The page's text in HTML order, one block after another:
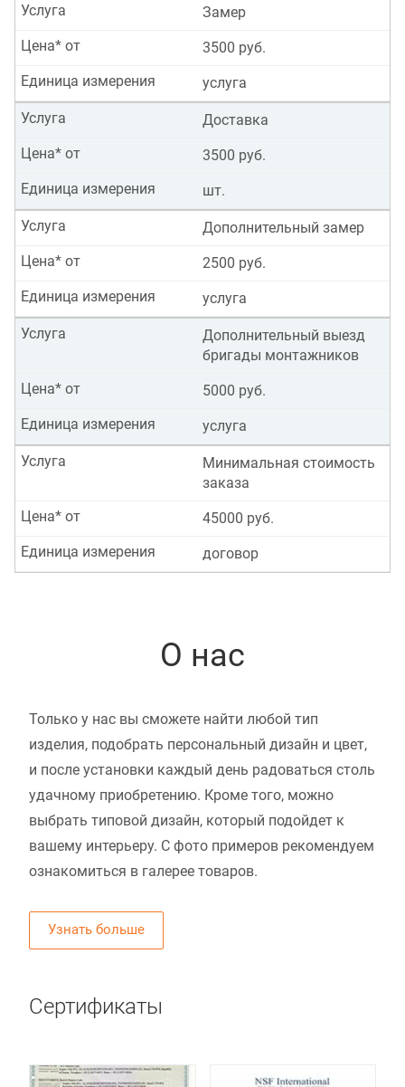
Замер
Услуга
3500 руб.
Цена* от
услуга
Единица измерения
Доставка
Услуга
3500 руб.
Цена* от
шт.
Единица измерения
Дополнительный замер
Услуга
2500 руб.
Цена* от
услуга
Единица измерения
Дополнительный выезд
бригады монтажников
Услуга
5000 руб.
Цена* от
услуга
Единица измерения
Минимальная стоимость
заказа
Услуга
45000 руб.
Цена* от
договор
Единица измерения
О нас
Только у нас вы сможете найти любой тип
изделия, подобрать персональный дизайн и цвет,
и после установки каждый день радоваться столь
удачному приобретению. Кроме того, можно
выбрать типовой дизайн, который подойдет к
вашему интерьеру. С фото примеров рекомендуем
ознакомиться в галерее товаров.
Узнать больше
Сертификаты